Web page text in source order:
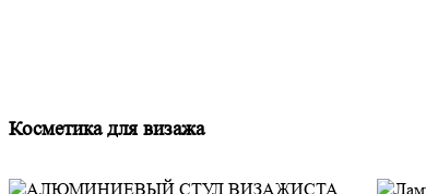
Косметика для визажа